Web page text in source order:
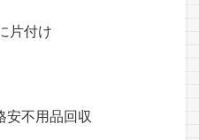
片付け
不用品回収